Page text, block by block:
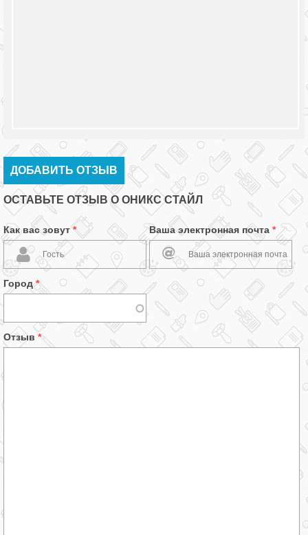
ДОБАВИТЬ ОТЗЫВ
ОСТАВЬТЕ ОТЗЫВ О ОНИКС СТАЙЛ
Как вас зовут* Ваша электронная почта *
Город*
Отзыв *